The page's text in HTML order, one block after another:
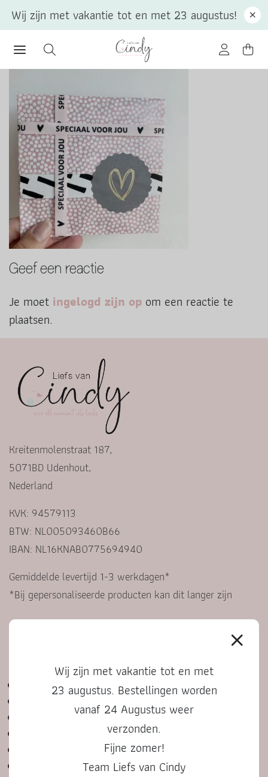
Geef een reactie
Je moet ingelogd zijn op om een reactie te
plaatsen.
Wij zijn met vakantie tot en met 23 augustus!
Wij zijn met vakantie tot en met
23 augustus. Bestellingen worden
vanaf 24 Augustus weer
verzonden.
Fijne zomer!
Team Liefs van Cindy
Kreitenmolenstraat 187,
5071BD Udenhout,
Nederland
KVK: 94579113
BTW: NL005093460B66
IBAN: NL16KNAB0775694940
Gemiddelde levertijd 1-3 werkdagen*
*Bij gepersonaliseerde producten kan dit langer zijn
Contact
Veelgestelde vragen
Algemene voorwaarden
Bestelproces, betalen en retourneren
Cadeautje versturen